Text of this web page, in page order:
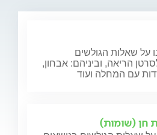
על שאלות הגולשים
הריאה, וביניהם: אבחון,
עם המחלה ועוד
חן (שומות)